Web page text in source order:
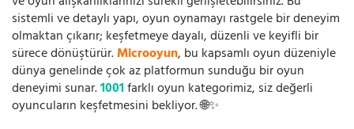
sistemli ve detaylı yapı, oyun oynamayı rastgele bir deneyim
olmaktan çıkarır; keşfetmeye dayalı, düzenli ve keyifli bir
sürece dönüştürür.Microoyun, bu kapsamlı oyun düzeniyle
dünya genelinde çok az platformun sunduğu bir oyun
deneyimi sunar.1001farklı oyun kategorimiz, siz değerli
oyuncuların keşfetmesini bekliyor. 🌐✨